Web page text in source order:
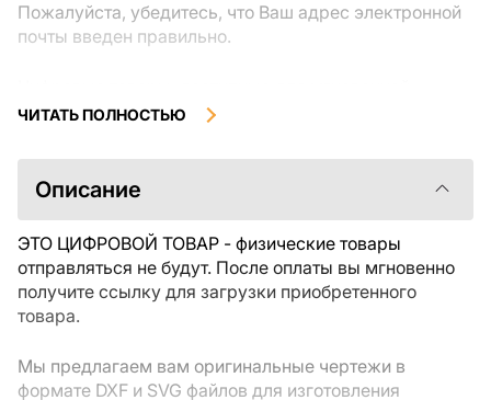
Пожалуйста, убедитесь, что Ваш адрес электронной
почты введен правильно.
загрузки, не подлежат возврату или обмену после их
ознакомиться с описанием товара и задать все
интересующие Вас вопросы перед покупкой. Если у
свяжитесь с продавцом напрямую.
ЧИТАТЬ ПОЛНОСТЬЮ
Описание
ЭТО ЦИФРОВОЙ ТОВАР - физические товары
отправляться не будут. После оплаты вы мгновенно
получите ссылку для загрузки приобретенного
товара.
Мы предлагаем вам оригинальные чертежи в
формате DXF и SVG файлов для изготовления